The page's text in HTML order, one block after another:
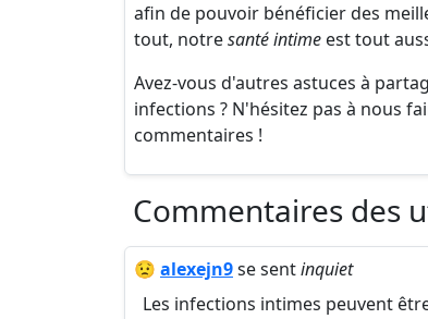
afin de pouvoir bénéficier des
tout, notresanté intime est tout
Avez-vous d'autres astuces à
infections ? N'hésitez pas à nous
commentaires !
Commentaires des
😟 alexejn9se sentinquiet
Les infections intimes peuvent